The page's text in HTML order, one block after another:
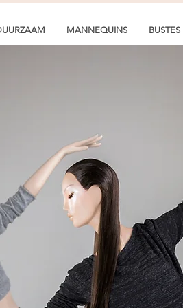
MANNEQUINS BUSTES